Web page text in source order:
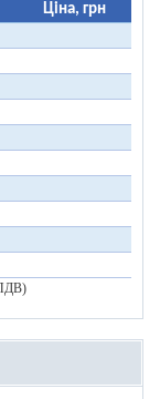
Ціна, грн
ПДВ)